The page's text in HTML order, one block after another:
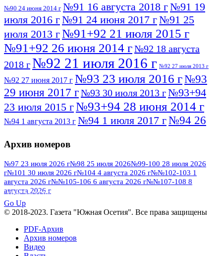
№90 24 июня 2014 г №91 16 августа 2018 г№91 19
июля 2016 г№91 24 июня 2017 г№91 25
июля 2013 г№91+92 21 июля 2015 г
№91+92 26 июня 2014 г№92 18 августа
2018 г№92 21 июля 2016 г №92 27 июля 2013 г
№92 27 июня 2017 г №93 23 июля 2016 г№93
29 июня 2017 г№93 30 июля 2013 г№93+94
23 июля 2015 г№93+94 28 июня 2014 г
№94 1 августа 2013 г №94 1 июля 2017 г№94 26
№95 7 августа 2012 г
№95 28 июля 2016 г №95+96 3 августа
2013 г№96 6 июля 2017 г№96 9 августа
2012 г №96 28 июля 2015 г
№96+97 30 июля 2016 г
№97 11 августа 2012 г
№97 30 июля 2015 г
№98 2 августа 2016 г
Архив номеров
№97 23 июля 2026 г№98 25 июля 2026№99-100 28 июля 2026
г№101 30 июля 2026 г№104 4 августа 2026 г№№102-103 1
августа 2026 г№№105-106 6 августа 2026 г№№107-108 8
августа 2026 г
ПОСМОТРЕТЬ ВСЕ
Go Up
© 2018-2023. Газета "Южная Осетия". Все права защищены
PDF-Архив
Архив номеров
Видео